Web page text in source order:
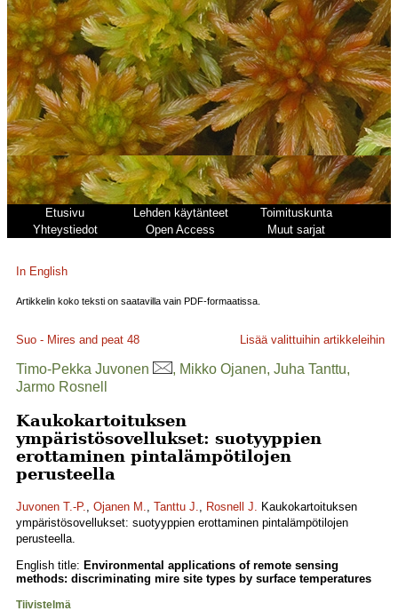
Etusivu Lehden käytänteet
Toimituskunta
Yhteystiedot
Open Access Muut sarjat
In English
Artikkelin koko teksti on saatavilla vain PDF-formaatissa.
Suo - Mires and peat 48 Lisää valittuihin artikkeleihin
Timo-Pekka Juvonen
, Mikko Ojanen, Juha Tanttu,
Jarmo Rosnell
Kaukokartoituksen
ympäristösovellukset: suotyyppien
erottaminen pintalämpötilojen
perusteella
Juvonen T.-P., Ojanen M., Tanttu J., Rosnell J. Kaukokartoituksen
ympäristösovellukset: suotyyppien erottaminen pintalämpötilojen
perusteella.
English title: Environmental applications of remote sensing
methods: discriminating mire site types by surface temperatures
Tiivistelmä